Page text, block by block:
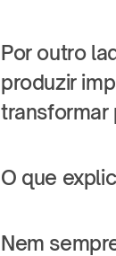
Por outro
produzir
transformar
O que
Nem